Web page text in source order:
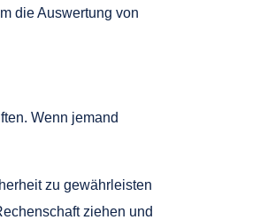
die Auswertung von
Wenn jemand
zu gewährleisten
ziehen und